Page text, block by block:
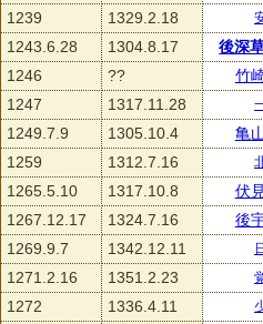
1239 1329.2.18
1243.6.28 1304.8.17
後深
1246
??
竹
1247
1317.11.28
1249.7.9 1305.10.4
亀
1259
1312.7.16
1265.5.10 1317.10.8
伏
1267.12.17
1324.7.16
後
1269.9.7
1342.12.11
1271.2.16 1351.2.23
1272 1336.4.11